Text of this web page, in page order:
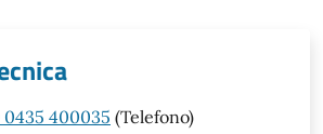
0435 400035 (Telefono)